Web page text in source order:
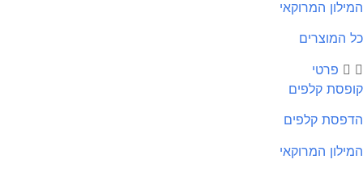
המרוקאי
המוצרים
פרטי
קלפים
קלפים
המרוקאי